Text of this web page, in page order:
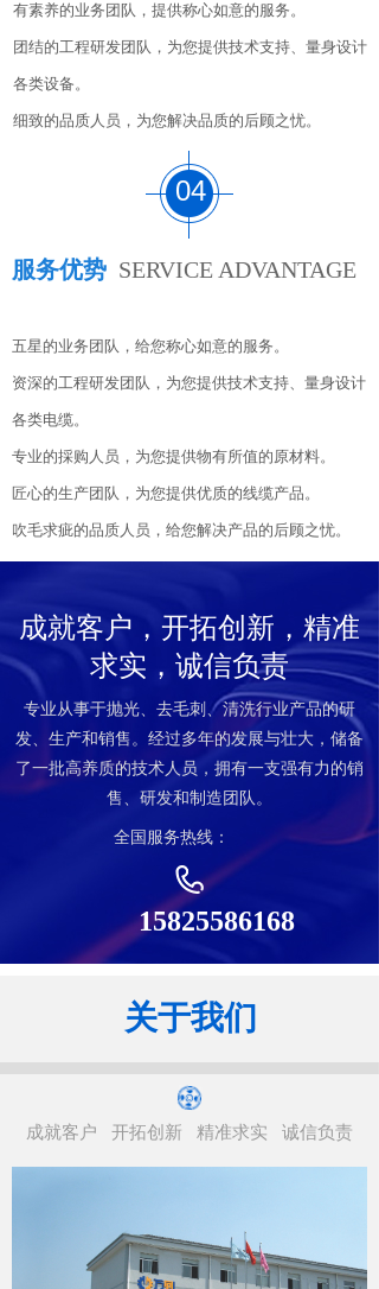
有素养的业务团队，提供称心如意的服务。
团结的工程研发团队，为您提供技术支持、量身设计
各类设备。
细致的品质人员，为您解决品质的后顾之忧。
04
服务优势 SERVICE ADVANTAGE
五星的业务团队，给您称心如意的服务。
资深的工程研发团队，为您提供技术支持、量身设计
各类电缆。
专业的採购人员，为您提供物有所值的原材料。
匠心的生产团队，为您提供优质的线缆产品。
吹毛求疵的品质人员，给您解决产品的后顾之忧。
成就客户，开拓创新，精准
求实，诚信负责
15825586168
全国服务热线：
专业从事于抛光、去毛刺、清洗行业产品的研
发、生产和销售。经过多年的发展与壮大，储备
了一批高养质的技术人员，拥有一支强有力的销
售、研发和制造团队。
关于我们
成就客户 开拓创新 精准求实 诚信负责